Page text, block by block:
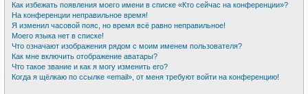
Как избежать появления моего имени в списке «Кто сейчас на конференции»?
На конференции неправильное время!
Я изменил часовой пояс, но время всё равно неправильное!
Моего языка нет в списке!
Что означают изображения рядом с моим именем пользователя?
Как мне включить отображение аватары?
Что такое звание и как я могу изменить его?
Когда я щёлкаю по ссылке «email», от меня требуют войти на конференцию!